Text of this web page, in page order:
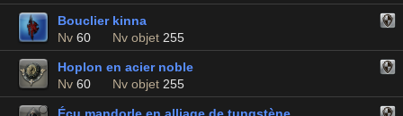
Bouclier kinna
Nv 60 Nv objet 255
Hoplon en acier noble
Nv 60 Nv objet 255